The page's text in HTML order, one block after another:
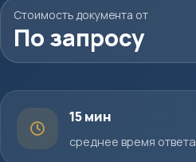
Стоимость документа от
По запросу
15 мин
среднее время ответа